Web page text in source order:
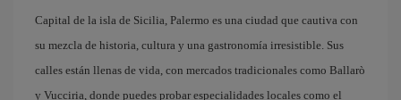
Capital de la isla de Sicilia, Palermo es una ciudad que cautiva con
su mezcla de historia, cultura y una gastronomía irresistible. Sus
calles están llenas de vida, con mercados tradicionales como Ballarò
y Vucciria, donde puedes probar especialidades locales como el